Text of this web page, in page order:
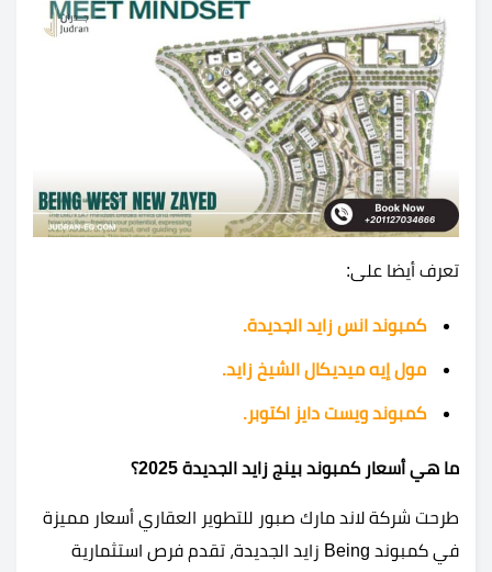
تعرف أيضا على:
كمبوند انس زايد الجديدة.
مول إيه ميديكال الشيخ زايد.
كمبوند ويست دايز اكتوبر.
ما هي أسعار كمبوند بينج زايد الجديدة 2025؟
طرحت شركة لاند مارك صبور للتطوير العقاري أسعار مميزة
في كمبوند Being زايد الجديدة، تقدم فرص استثمارية